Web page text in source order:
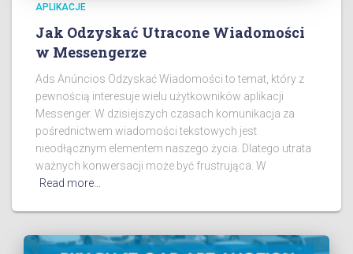
APLIKACJE
Jak Odzyskać Utracone Wiadomości
w Messengerze
Ads Anúncios Odzyskać Wiadomości to temat, który z
pewnością interesuje wielu użytkowników aplikacji
Messenger. W dzisiejszych czasach komunikacja za
pośrednictwem wiadomości tekstowych jest
nieodłącznym elementem naszego życia. Dlatego utrata
ważnych konwersacji może być frustrująca. W
Read more…